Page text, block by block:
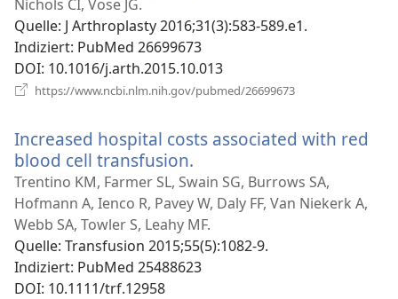
Fenster)
Nichols CI, Vose JG.
Quelle‎: J Arthroplasty 2016;31(3):583-589.e1.
Indiziert‎: PubMed 26699673
DOI‎: 10.1016/j.arth.2015.10.013
https://www.ncbi.nlm.nih.gov/pubmed/26699673
Increased hospital costs associated with red
blood cell transfusion.
neues
Fenster)
Trentino KM, Farmer SL, Swain SG, Burrows SA,
Hofmann A, Ienco R, Pavey W, Daly FF, Van Niekerk A,
Webb SA, Towler S, Leahy MF.
Quelle‎: Transfusion 2015;55(5):1082-9.
Indiziert‎: PubMed 25488623
DOI‎: 10.1111/trf.12958